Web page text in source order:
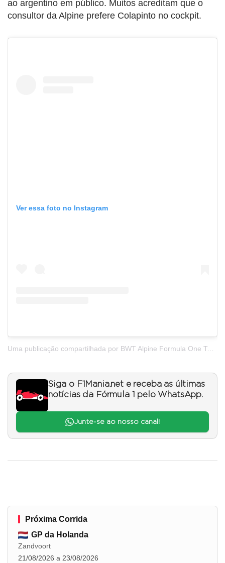
ao argentino em público. Muitos acreditam que o
consultor da Alpine prefere Colapinto no cockpit.
Ver essa foto no Instagram
Uma publicação compartilhada por BWT Alpine Formula One Team (@alpinef1team)
Siga o F1Mania.net e receba as últimas
notícias da Fórmula 1 pelo WhatsApp.
Junte-se ao nosso canal!
Próxima Corrida
GP da Holanda
Zandvoort
21/08/2026 a 23/08/2026